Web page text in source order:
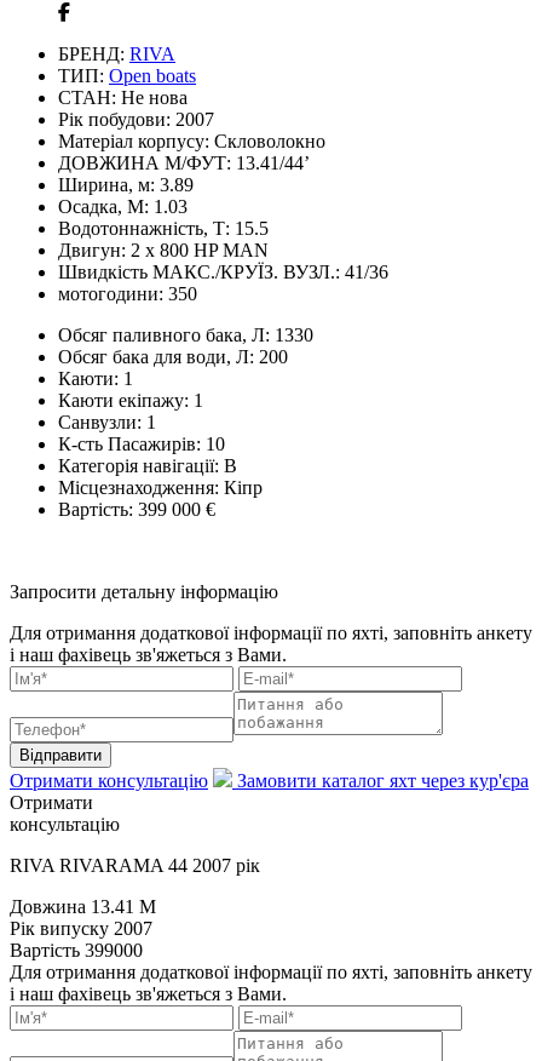
БРЕНД: RIVA
ТИП: Open boats
СТАН: Не нова
Рік побудови: 2007
Матеріал корпусу: Скловолокно
ДОВЖИНА М/ФУТ: 13.41/44’
Ширина, м: 3.89
Осадка, М: 1.03
Водотоннажність, Т: 15.5
Двигун: 2 x 800 HP MAN
Швидкість МАКС./КРУЇЗ. ВУЗЛ.: 41/36
мотогодини: 350
Обсяг паливного бака, Л: 1330
Обсяг бака для води, Л: 200
Каюти: 1
Каюти екіпажу: 1
Санвузли: 1
К-сть Пасажирів: 10
Категорія навігації: В
Місцезнаходження: Кіпр
Вартість: 399 000 €
Запросити детальну інформацію
Для отримання додаткової інформації по яхті, заповніть анкету
і наш фахівець зв'яжеться з Вами.
Відправити
Отримати консультацію
Замовити каталог яхт через кур'єра
Отримати
консультацію
RIVA RIVARAMA 44 2007 рік
Довжина 13.41 M
Рік випуску 2007
Вартість 399000
Для отримання додаткової інформації по яхті, заповніть анкету
і наш фахівець зв'яжеться з Вами.